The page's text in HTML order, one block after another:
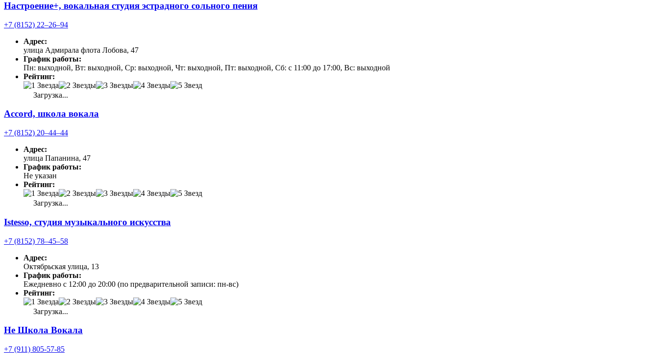
Настроение+, вокальная студия эстрадного сольного пения
+7 (8152) 22‒26‒94
Адрес:
улица Адмирала флота Лобова, 47
График работы:
Пн: выходной, Вт: выходной, Ср: выходной, Чт: выходной, Пт: выходной, Сб: с 11:00 до 17:00, Вс: выходной
Рейтинг:
Загрузка...
Accord, школа вокала
+7 (8152) 20‒44‒44
Адрес:
улица Папанина, 47
График работы:
Не указан
Рейтинг:
Загрузка...
Istesso, студия музыкального искусства
+7 (8152) 78‒45‒58
Адрес:
Октябрьская улица, 13
График работы:
Ежедневно с 12:00 до 20:00 (по предварительной записи: пн-вс)
Рейтинг:
Загрузка...
Не Школа Вокала
+7 (911) 805-57-85